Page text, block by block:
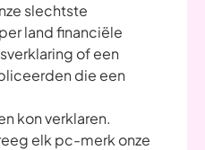
slechtste
land financiële
of een
die een
kon verklaren.
elk pc-merk onze